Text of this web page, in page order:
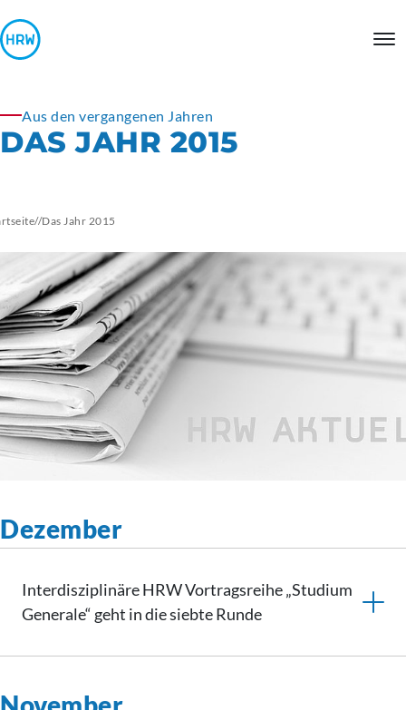
Aus den vergangenen Jahren
DAS JAHR 2015
//Das Jahr 2015
Dezember
InterdisziplinäreHRW Vortragsreihe „Studium
Generale“ geht in die siebte Runde